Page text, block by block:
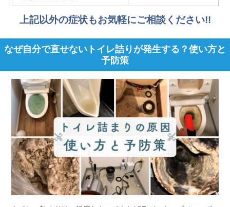
上記以外の症状もお気軽にご相談ください!!
なぜ自分で直せないトイレ詰りが発生する？使い方と
予防策